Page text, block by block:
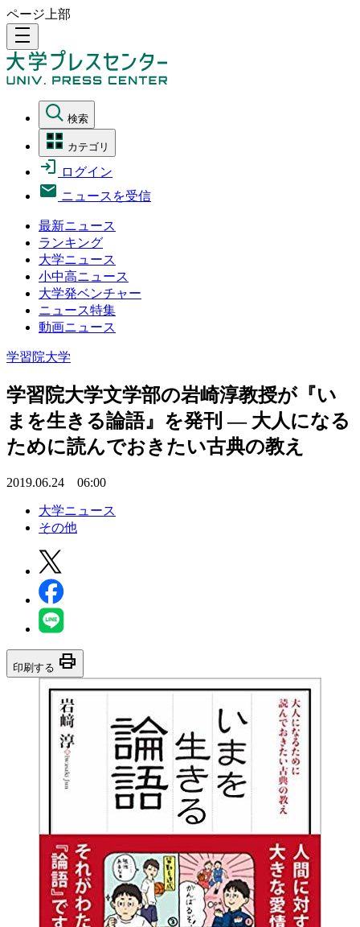
ページ上部
density_medium
検索
カテゴリ
ログイン
ニュースを受信
最新ニュース
ランキング
大学ニュース
小中高ニュース
大学発ベンチャー
ニュース特集
動画ニュース
学習院大学
学習院大学文学部の岩崎淳教授が『い
まを生きる論語』を発刊 — 大人になる
ために読んでおきたい古典の教え
2019.06.24 06:00
大学ニュース
その他
印刷する print